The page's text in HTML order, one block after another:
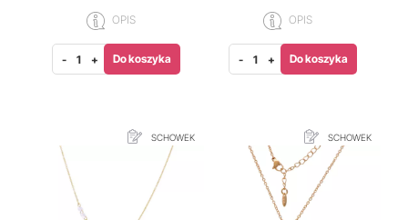
OPIS
- + Do koszyka
OPIS
- + Do koszyka
SCHOWEK SCHOWEK